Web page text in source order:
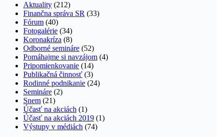
Aktuality (212)
Finančna správa SR (33)
Fórum (40)
Fotogalérie (34)
Koronakríza (8)
Odborné semináre (52)
Pomáhajme si navzájom (4)
Pripomienkovanie (14)
Publikačná činnosť (3)
Rodinné podnikanie (24)
Semináre (2)
Snem (21)
Účasť na akciách (1)
Účasť na akciách 2019 (1)
Výstupy v médiách (74)